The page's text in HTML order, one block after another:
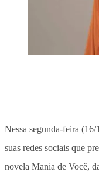
Nessa segunda-feira (16/
suas redes sociais que
novela Mania de Você,